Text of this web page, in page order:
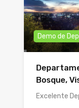
Demo de
Bosque,
Excelente